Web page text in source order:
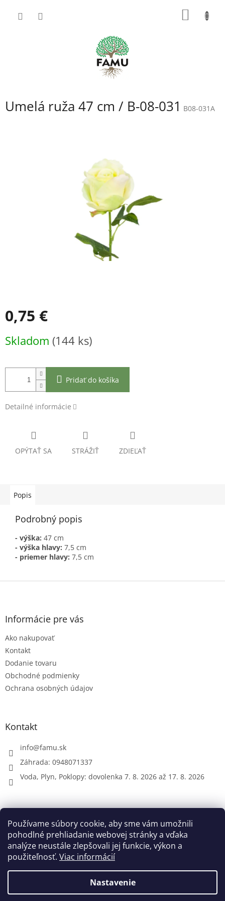
Používame súbory cookie, aby sme vám umožnili
pohodlné prehliadanie webovej stránky a vďaka
analýze neustále zlepšovali jej funkcie, výkon a
použiteľnosť. Viac informácií
Nastavenie
Umelá ruža 47 cm / B-08-031 B08-031A
0,75 €
cena:
Skladom (144 ks)
Pridať do košíka
Detailné informácie
OPÝTAŤ SA STRÁŽIŤ ZDIEĽAŤ
Popis
Podrobný popis
- výška: 47 cm
- výška hlavy: 7,5 cm
- priemer hlavy: 7,5 cm
Z
Informácie pre vás
Ako nakupovať
Kontakt
Dodanie tovaru
Obchodné podmienky
Ochrana osobných údajov
Kontakt
info@famu.sk
Záhrada: 0948071337
Voda, Plyn, Poklopy: dovolenka 7. 8. 2026 až 17. 8. 2026
Vytvoril Shoptet